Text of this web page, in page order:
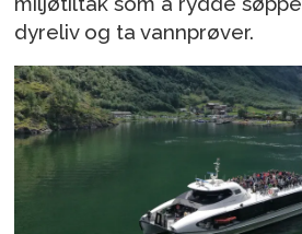
dyreliv og ta vannprøver.